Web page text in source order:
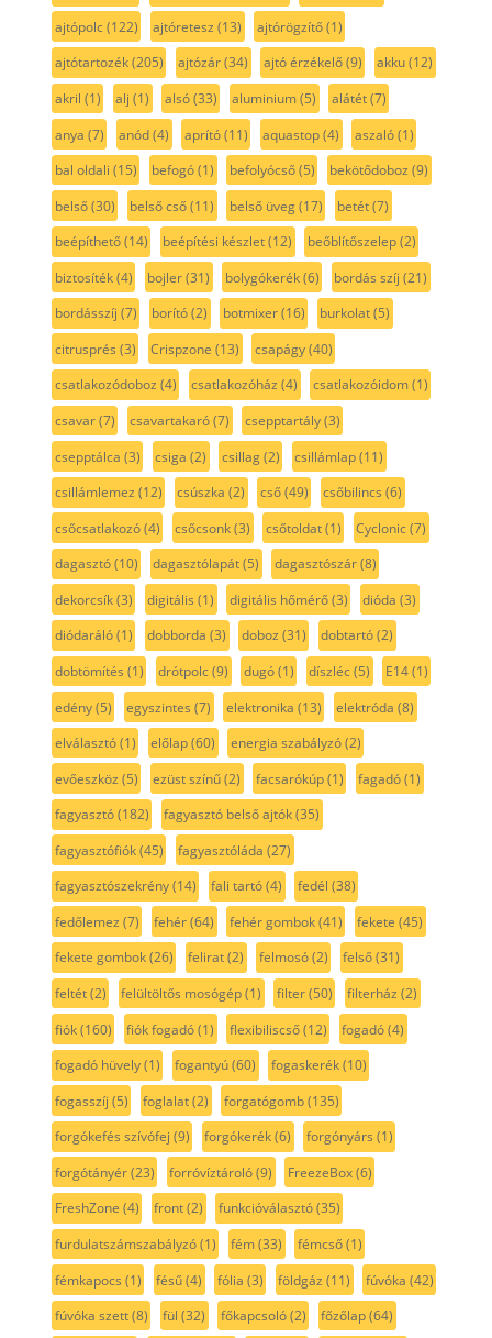
ajtópolc(122) ajtóretesz (13) ajtórögzítő(1)
ajtótartozék(205) ajtózár(34) ajtó érzékelő(9) akku(12)
akril (1) alj (1) alsó(33) aluminium(5) alátét(7)
anya (7) anód(4) aprító(11) aquastop(4) aszaló(1)
bal oldali (15) befogó(1) befolyócső(5) bekötődoboz (9)
belső(30) belső cső(11) belső üveg(17) betét(7)
beépíthető(14) beépítési készlet(12) beőblítőszelep(2)
biztosíték(4) bojler(31) bolygókerék(6) bordás szíj (21)
bordásszíj (7) borító(2) botmixer(16) burkolat(5)
citrusprés (3) Crispzone (13) csapágy(40)
csatlakozódoboz (4) csatlakozóház (4) csatlakozóidom(1)
csavar(7) csavartakaró(7) csepptartály(3)
csepptálca (3) csiga (2) csillag(2) csillámlap(11)
csillámlemez (12) csúszka (2) cső(49) csőbilincs (6)
csőcsatlakozó(4) csőcsonk(3) csőtoldat(1) Cyclonic(7)
dagasztó(10) dagasztólapát(5) dagasztószár(8)
dekorcsík(3) digitális (1) digitális hőmérő(3) dióda (3)
diódaráló(1) dobborda (3) doboz (31) dobtartó(2)
dobtömítés (1) drótpolc(9) dugó(1) díszléc(5) E14(1)
edény(5) egyszintes (7) elektronika (13) elektróda (8)
elválasztó(1) előlap(60) energia szabályzó(2)
evőeszköz (5) ezüst színű(2) facsarókúp(1) fagadó(1)
fagyasztó(182) fagyasztó belső ajtók(35)
fagyasztófiók(45) fagyasztóláda (27)
fagyasztószekrény(14) fali tartó(4) fedél (38)
fedőlemez (7) fehér(64) fehér gombok(41) fekete (45)
fekete gombok(26) felirat(2) felmosó(2) felső(31)
feltét(2) felültöltős mosógép(1) filter(50) filterház (2)
fiók(160) fiók fogadó(1) flexibiliscső(12) fogadó(4)
fogadó hüvely(1) fogantyú(60) fogaskerék(10)
fogasszíj (5) foglalat(2) forgatógomb(135)
forgókefés szívófej (9) forgókerék(6) forgónyárs (1)
forgótányér(23) forróvíztároló(9) FreezeBox(6)
FreshZone (4) front(2) funkcióválasztó(35)
furdulatszámszabályzó(1) fém(33) fémcső(1)
fémkapocs (1) fésű(4) fólia (3) földgáz (11) fúvóka (42)
fúvóka szett(8) fül (32) főkapcsoló(2) főzőlap(64)